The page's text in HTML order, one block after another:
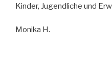
Kinder, Jugendliche und
Monika H.